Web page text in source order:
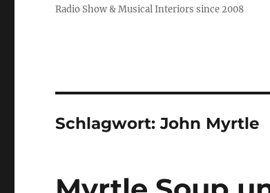
Radio Show & Musical Interiors since 2008
Schlagwort:John Myrtle